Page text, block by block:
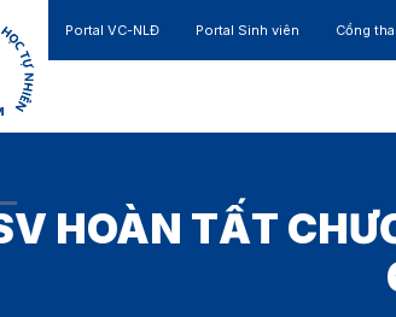
Portal VC-NLĐ Portal Sinh viên Cổng
HOÀN TẤT